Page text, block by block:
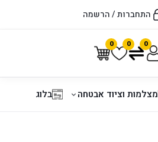
התחברות / הרשמה
0 0 0
מצלמות וציוד אבטחה בלוג